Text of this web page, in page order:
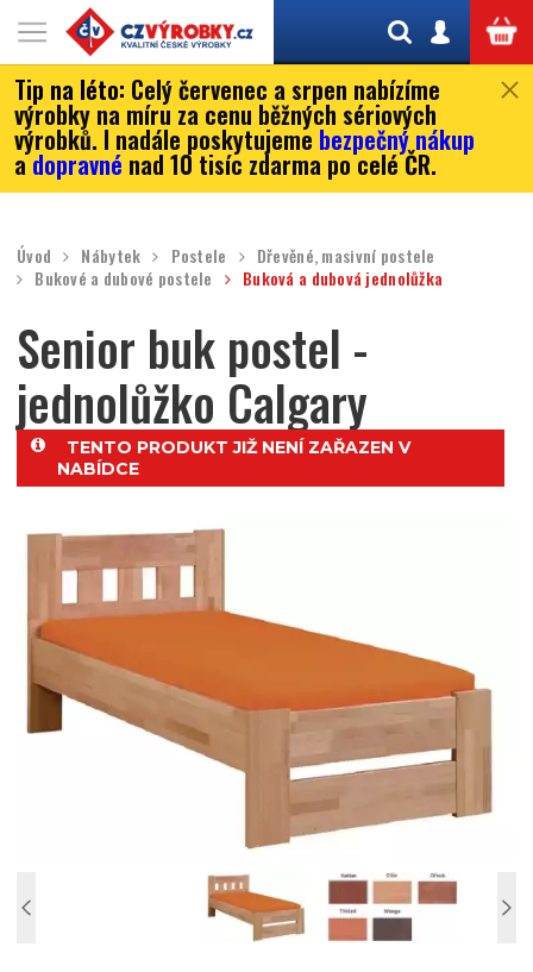
Tip na léto: Celý červenec a srpen nabízíme
výrobky na míru za cenu běžných sériových
výrobků. I nadále poskytujeme bezpečný nákup
adopravné nad 10 tisíc zdarma po celé ČR.
Úvod Nábytek Postele
Dřevěné, masivní postele
Bukové a dubové postele
Buková a dubová jednolůžka
Senior buk postel -
jednolůžko Calgary
TENTO PRODUKT JIŽ NENÍ ZAŘAZEN V
NABÍDCE